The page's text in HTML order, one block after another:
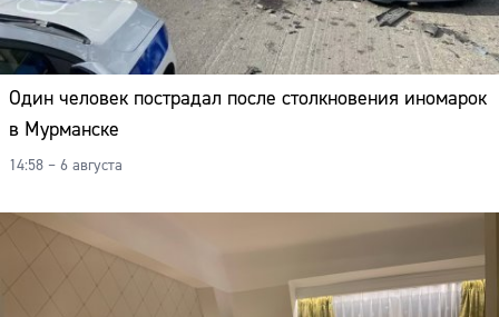
Один человек пострадал после столкновения иномарок
в Мурманске
14:58 – 6 августа